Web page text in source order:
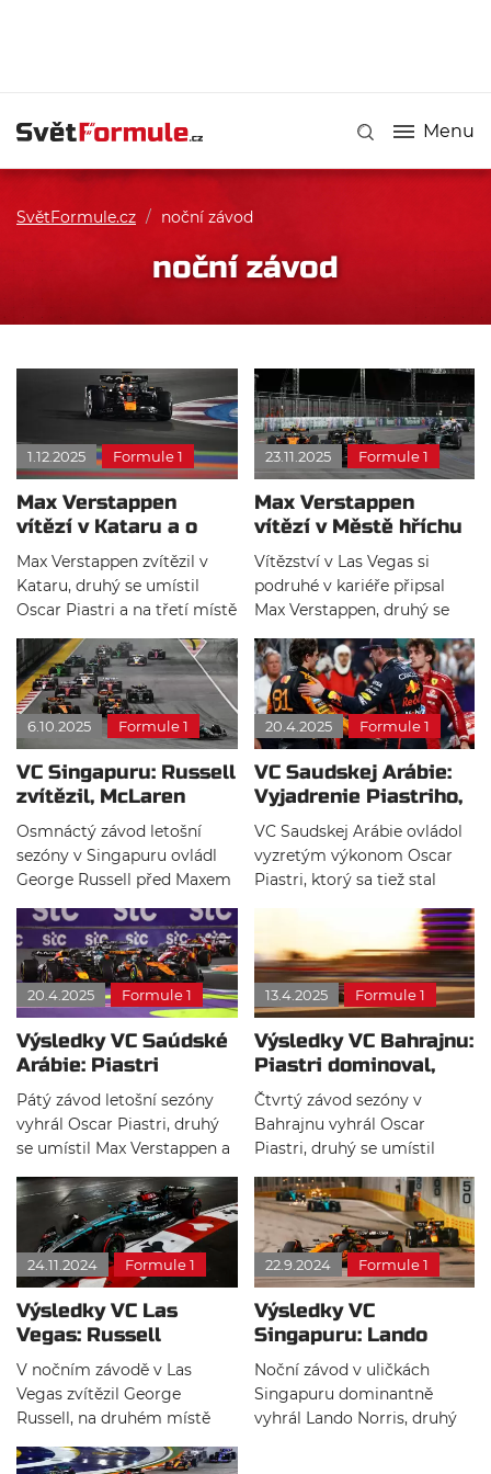
Menu
SvětFormule.cz / noční závod
noční závod
1.12.2025 Formule 1
Max Verstappen
vítězí v Kataru a o
titulu se rozhodne v
Abú Zabí!
Max Verstappen zvítězil v
Kataru, druhý se umístil
Oscar Piastri a na třetí místě
dojel Carlos Sainz. O
jezdeckém titulu se tak
rozhodne až v posledním
závodě v Abú Zabí.
23.11.2025 Formule 1
Max Verstappen
vítězí v Městě hříchu
a vzkazuje: Simply
lovely
Vítězství v Las Vegas si
podruhé v kariéře připsal
Max Verstappen, druhý se
umístil Lando Norris a třetí
dojel George Russell.
Dvakrát byl aktivován
virtuální safety car.
6.10.2025 Formule 1
VC Singapuru: Russell
zvítězil, McLaren
slaví konstruktérský
titul
Osmnáctý závod letošní
sezóny v Singapuru ovládl
George Russell před Maxem
Norrisem. McLaren získal
konstruktérský titul! Závod
nebyl přerušen žádným
safety carem, pouze dvakrát
zavlály žluté vlajky.
20.4.2025 Formule 1
VC Saudskej Arábie:
Vyjadrenie Piastriho,
Verstappena a
Leclerca
VC Saudskej Arábie ovládol
vyzretým výkonom Oscar
Piastri, ktorý sa tiež stal
Na pódiových priečkach ho
doplnili Max Verstappen a
Charles Leclerc, ktorý získal
pre Ferrari prvé pódium v
hlavnom závode v tejto
sezóne. Prinášame ich
bezprostredné dojmy po
závode.
20.4.2025 Formule 1
Výsledky VC Saúdské
Arábie: Piastri
zvítězil a přebral
vedení v šampionátu
Pátý závod letošní sezóny
vyhrál Oscar Piastri, druhý
se umístil Max Verstappen a
na třetím místě skončil
Charles Leclerc. Australan
vítězstvím přebírá vedení v
šampionátu jezdců. Max
Verstappen dostal penalizaci
5 sekund za incident z první
zatáčky po startu, kdy získal
výhodu mimo trať.
13.4.2025 Formule 1
Výsledky VC Bahrajnu:
Piastri dominoval,
Norris dostal
penalizaci za start
Čtvrtý závod sezóny v
Bahrajnu vyhrál Oscar
Piastri, druhý se umístil
George Russell a na třetím
místě skončil Lando Norris.
Na trať jednou vyjel safety
car kvůli úlomkům na trati.
24.11.2024 Formule 1
Výsledky VC Las
Vegas: Russell
dominoval,
Verstappen je mistr
světa
V nočním závodě v Las
Vegas zvítězil George
Russell, na druhém místě
dojel Lewis Hamilton a třetí
byl Carlos Sainz. Max
22.9.2024 Formule 1
Výsledky VC
Singapuru: Lando
Norris dominantně
vítězí
Noční závod v uličkách
Singapuru dominantně
vyhrál Lando Norris, druhý